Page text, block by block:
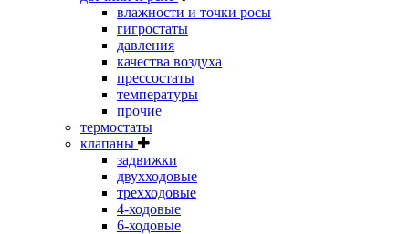
влажности и точки росы
гигростаты
давления
качества воздуха
прессостаты
температуры
прочие
термостаты
клапаны
задвижки
двухходовые
трехходовые
4-ходовые
6-ходовые